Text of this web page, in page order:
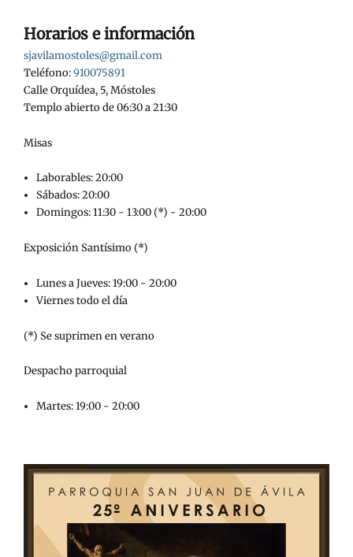
Horarios e información
sjavilamostoles@gmail.com
Teléfono:910075891
Calle Orquídea, 5, Móstoles
Templo abierto de 06:30 a 21:30
Misas
Laborables: 20:00
Sábados: 20:00
Domingos: 11:30 - 13:00 (*) - 20:00
Exposición Santísimo (*)
Lunes a Jueves: 19:00 - 20:00
Viernes todo el día
(*) Se suprimen en verano
Despacho parroquial
Martes: 19:00 - 20:00